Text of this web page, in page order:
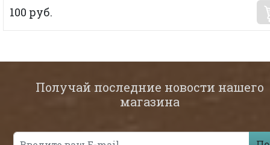
100 руб.
Получай последние новости нашего
магазина